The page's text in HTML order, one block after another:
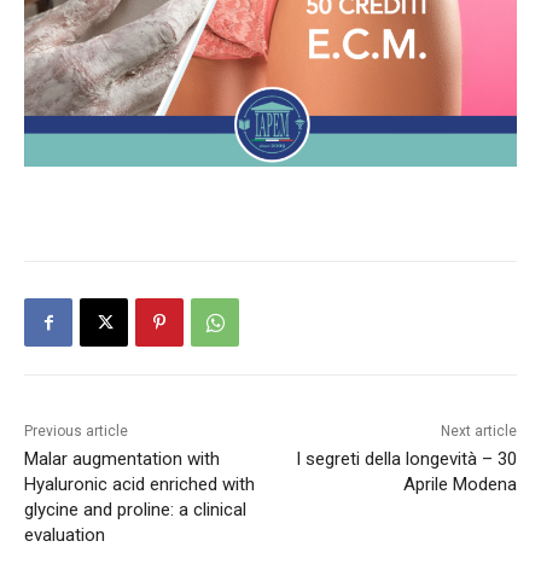
Previous article
Malar augmentation with
Hyaluronic acid enriched with
glycine and proline: a clinical
evaluation
Next article
I segreti della longevità – 30
Aprile Modena